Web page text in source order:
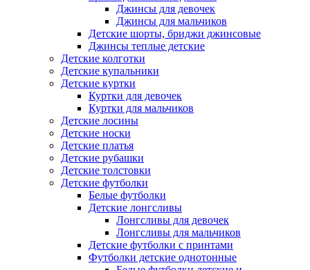
Джинсы для девочек
Джинсы для мальчиков
Детские шорты, бриджи джинсовые
Джинсы теплые детские
Детские колготки
Детские купальники
Детские куртки
Куртки для девочек
Куртки для мальчиков
Детские лосины
Детские носки
Детские платья
Детские рубашки
Детские толстовки
Детские футболки
Белые футболки
Детские лонгсливы
Лонгсливы для девочек
Лонгсливы для мальчиков
Детские футболки с принтами
Футболки детские однотонные